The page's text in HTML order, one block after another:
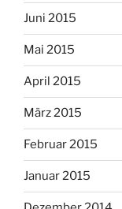
Juni 2015
Mai 2015
April 2015
März 2015
Februar 2015
Januar 2015